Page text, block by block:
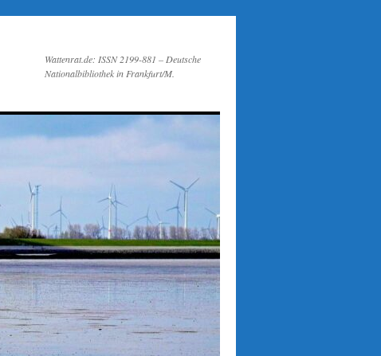
Wattenrat.de: ISSN 2199-881 – Deutsche
Nationalbibliothek in Frankfurt/M.